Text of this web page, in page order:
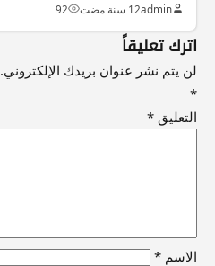
admin12 سنة مضت 92
اترك تعليقاً
لن يتم نشر عنوان بريدك الإلكتروني.
*
التعليق *
الاسم *